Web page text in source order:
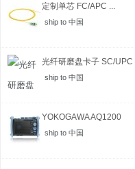
定制单芯 FC/APC ...
ship to 中国
光纤研磨盘卡子 SC/UPC
ship to 中国
YOKOGAWA AQ1200
MFT-...
ship to 中国